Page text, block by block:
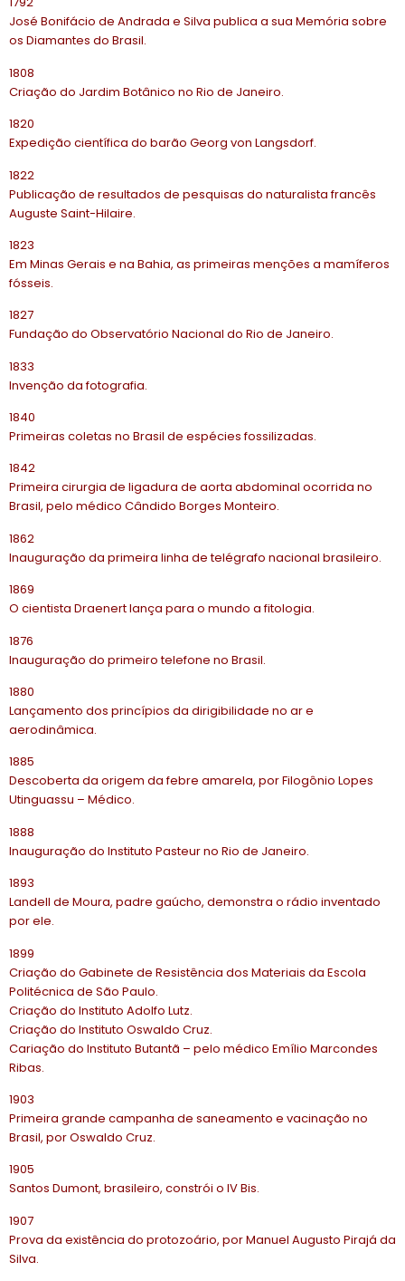
José Bonifácio de Andrada e Silva publica a sua Memória sobre
os Diamantes do Brasil.
1808
Criação do Jardim Botânico no Rio de Janeiro.
1820
Expedição científica do barão Georg von Langsdorf.
1822
Publicação de resultados de pesquisas do naturalista francês
Auguste Saint-Hilaire.
1823
Em Minas Gerais e na Bahia, as primeiras menções a mamíferos
fósseis.
1827
Fundação do Observatório Nacional do Rio de Janeiro.
1833
Invenção da fotografia.
1840
Primeiras coletas no Brasil de espécies fossilizadas.
1842
Primeira cirurgia de ligadura de aorta abdominal ocorrida no
Brasil, pelo médico Cândido Borges Monteiro.
1862
Inauguração da primeira linha de telégrafo nacional brasileiro.
1869
O cientista Draenert lança para o mundo a fitologia.
1876
Inauguração do primeiro telefone no Brasil.
1880
Lançamento dos princípios da dirigibilidade no ar e
aerodinâmica.
1885
Descoberta da origem da febre amarela, por Filogônio Lopes
Utinguassu – Médico.
1888
Inauguração do Instituto Pasteur no Rio de Janeiro.
1893
Landell de Moura, padre gaúcho, demonstra o rádio inventado
por ele.
1899
Criação do Gabinete de Resistência dos Materiais da Escola
Politécnica de São Paulo.
Criação do Instituto Adolfo Lutz.
Criação do Instituto Oswaldo Cruz.
Cariação do Instituto Butantã – pelo médico Emílio Marcondes
Ribas.
1903
Primeira grande campanha de saneamento e vacinação no
Brasil, por Oswaldo Cruz.
1905
Santos Dumont, brasileiro, constrói o IV Bis.
1907
Prova da existência do protozoário, por Manuel Augusto Pirajá da
Silva.